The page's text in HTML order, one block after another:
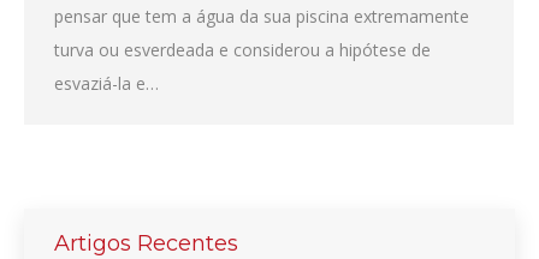
pensar que tem a água da sua piscina extremamente
turva ou esverdeada e considerou a hipótese de
esvaziá-la e…
Artigos Recentes